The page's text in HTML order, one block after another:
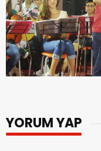
YORUM YAP